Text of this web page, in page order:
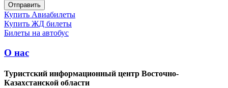
Купить Авиабилеты
Купить ЖД билеты
Билеты на автобус
О нас
Туристский информационный центр Восточно-
Казахстанской области